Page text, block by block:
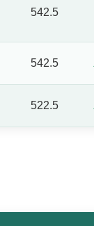
542.5
542.5
522.5